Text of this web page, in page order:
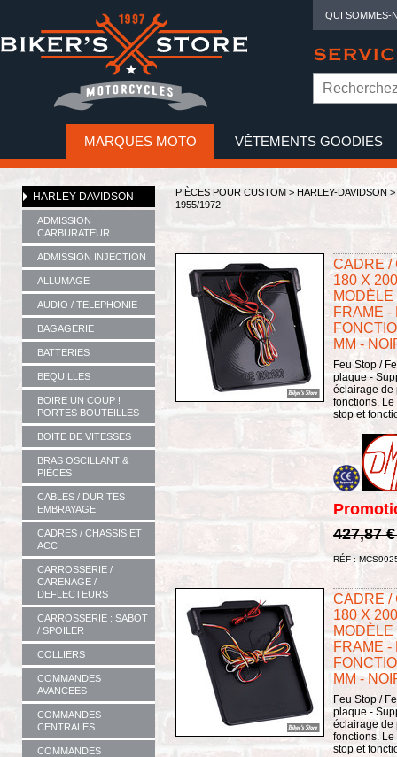
QUI SOMMES-
MARQUES MOTO VÊTEMENTS GOODIES
HARLEY-DAVIDSON
ADMISSION
CARBURATEUR
ADMISSION INJECTION
ALLUMAGE
AUDIO / TELEPHONIE
BAGAGERIE
BATTERIES
BEQUILLES
BOIRE UN COUP !
PORTES BOUTEILLES
BOITE DE VITESSES
BRAS OSCILLANT &
PIÈCES
CABLES / DURITES
EMBRAYAGE
CADRES / CHASSIS ET
ACC
CARROSSERIE /
CARENAGE /
DEFLECTEURS
CARROSSERIE : SABOT
/ SPOILER
COLLIERS
COMMANDES
AVANCEES
COMMANDES
CENTRALES
COMMANDES
PIÈCES POUR CUSTOM > HARLEY-DAVIDSON >
1955/1972
CADRE /
180 X
FRAME -
MM -
Feu Stop /
plaque -
éclairage de
fonctions. Le
stop et
427,87
RÉF :
CADRE /
180 X
FRAME -
MM -
Feu Stop /
plaque -
éclairage de
fonctions. Le
stop et